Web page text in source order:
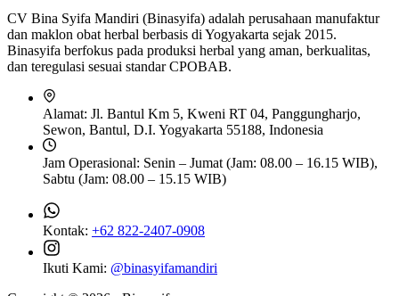
CV Bina Syifa Mandiri (Binasyifa) adalah perusahaan manufaktur
dan maklon obat herbal berbasis di Yogyakarta sejak 2015.
Binasyifa berfokus pada produksi herbal yang aman, berkualitas,
dan teregulasi sesuai standar CPOBAB.
Alamat: Jl. Bantul Km 5, Kweni RT 04, Panggungharjo,
Sewon, Bantul, D.I. Yogyakarta 55188, Indonesia
Jam Operasional: Senin – Jumat (Jam: 08.00 – 16.15 WIB),
Sabtu (Jam: 08.00 – 15.15 WIB)
Kontak: +62 822-2407-0908
Ikuti Kami: @binasyifamandiri